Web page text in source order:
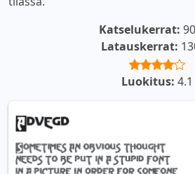
Katselukerrat:
Latauskerrat:
Luokitus: 4.1